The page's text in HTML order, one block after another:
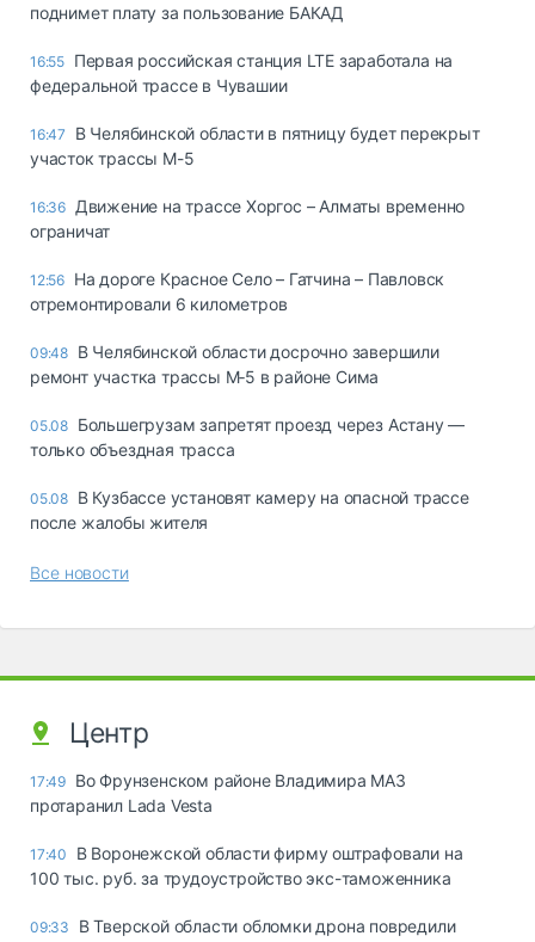
поднимет плату за пользование БАКАД
16:55 Первая российская станция LTE заработала на
федеральной трассе в Чувашии
16:47
В Челябинской области в пятницу будет перекрыт
участок трассы М-5
16:36 Движение на трассе Хоргос – Алматы временно
ограничат
12:56 На дороге Красное Село – Гатчина – Павловск
отремонтировали 6 километров
09:48 В Челябинской области досрочно завершили
ремонт участка трассы М‑5 в районе Сима
05.08 Большегрузам запретят проезд через Астану —
только объездная трасса
05.08 В Кузбассе установят камеру на опасной трассе
после жалобы жителя
Все новости
Центр
17:49 Во Фрунзенском районе Владимира МАЗ
протаранил Lada Vesta
17:40
В Воронежской области фирму оштрафовали на
100 тыс. руб. за трудоустройство экс-таможенника
09:33
В Тверской области обломки дрона повредили